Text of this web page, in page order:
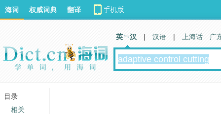
海词 权威词典 翻译
英 汉 | 汉语 | 上海话 广
目录
相关